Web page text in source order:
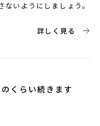
いようにしましょう。
詳しく見る
くらい続きます